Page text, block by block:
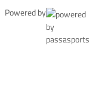
Powered by